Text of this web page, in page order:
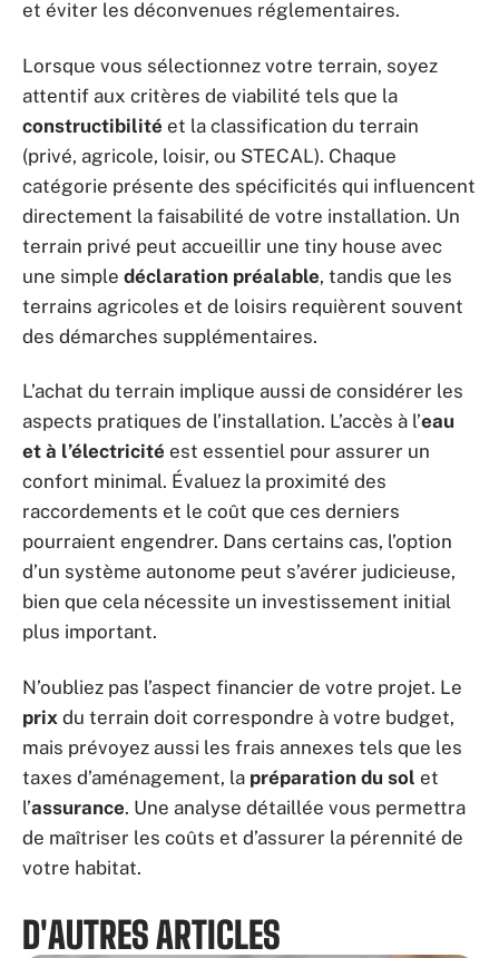
et éviter les déconvenues réglementaires.
Lorsque vous sélectionnez votre terrain, soyez
attentif aux critères de viabilité tels que la
constructibilité et la classification du terrain
(privé, agricole, loisir, ou STECAL). Chaque
catégorie présente des spécificités qui influencent
directement la faisabilité de votre installation. Un
terrain privé peut accueillir une tiny house avec
une simple déclaration préalable, tandis que les
terrains agricoles et de loisirs requièrent souvent
des démarches supplémentaires.
L’achat du terrain implique aussi de considérer les
aspects pratiques de l’installation. L’accès à l’eau
et à l’électricité est essentiel pour assurer un
confort minimal. Évaluez la proximité des
raccordements et le coût que ces derniers
pourraient engendrer. Dans certains cas, l’option
d’un système autonome peut s’avérer judicieuse,
bien que cela nécessite un investissement initial
plus important.
N’oubliez pas l’aspect financier de votre projet. Le
prix du terrain doit correspondre à votre budget,
mais prévoyez aussi les frais annexes tels que les
taxes d’aménagement, la préparation du sol et
l’assurance. Une analyse détaillée vous permettra
de maîtriser les coûts et d’assurer la pérennité de
votre habitat.
D'AUTRES ARTICLES